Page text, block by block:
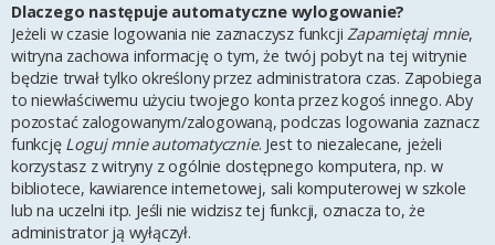
Dlaczego następuje automatyczne wylogowanie?
Jeżeli w czasie logowania nie zaznaczysz funkcjiZapamiętaj mnie,
witryna zachowa informację o tym, że twój pobyt na tej witrynie
będzie trwał tylko określony przez administratora czas. Zapobiega
to niewłaściwemu użyciu twojego konta przez kogoś innego. Aby
pozostać zalogowanym/zalogowaną, podczas logowania zaznacz
funkcję Loguj mnie automatycznie. Jest to niezalecane, jeżeli
korzystasz z witryny z ogólnie dostępnego komputera, np. w
bibliotece, kawiarence internetowej, sali komputerowej w szkole
lub na uczelni itp. Jeśli nie widzisz tej funkcji, oznacza to, że
administrator ją wyłączył.